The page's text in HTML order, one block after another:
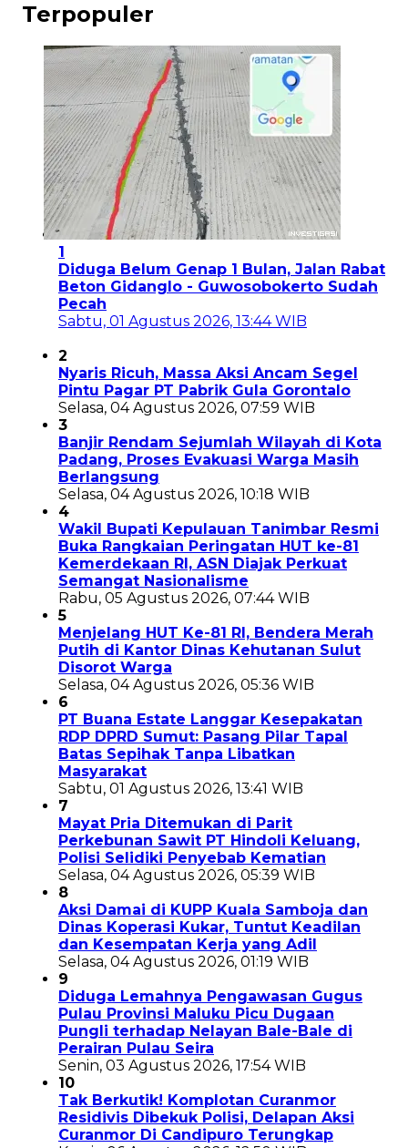
Terpopuler
1
Diduga Belum Genap 1 Bulan, Jalan Rabat
Beton Gidanglo - Guwosobokerto Sudah
Pecah
Sabtu, 01 Agustus 2026, 13:44 WIB
2
Nyaris Ricuh, Massa Aksi Ancam Segel
Pintu Pagar PT Pabrik Gula Gorontalo
Selasa, 04 Agustus 2026, 07:59 WIB
3
Banjir Rendam Sejumlah Wilayah di Kota
Padang, Proses Evakuasi Warga Masih
Berlangsung
Selasa, 04 Agustus 2026, 10:18 WIB
4
Wakil Bupati Kepulauan Tanimbar Resmi
Buka Rangkaian Peringatan HUT ke-81
Kemerdekaan RI, ASN Diajak Perkuat
Semangat Nasionalisme
Rabu, 05 Agustus 2026, 07:44 WIB
5
Menjelang HUT Ke-81 RI, Bendera Merah
Putih di Kantor Dinas Kehutanan Sulut
Disorot Warga
Selasa, 04 Agustus 2026, 05:36 WIB
6
PT Buana Estate Langgar Kesepakatan
RDP DPRD Sumut: Pasang Pilar Tapal
Batas Sepihak Tanpa Libatkan
Masyarakat
Sabtu, 01 Agustus 2026, 13:41 WIB
7
Mayat Pria Ditemukan di Parit
Perkebunan Sawit PT Hindoli Keluang,
Polisi Selidiki Penyebab Kematian
Selasa, 04 Agustus 2026, 05:39 WIB
8
Aksi Damai di KUPP Kuala Samboja dan
Dinas Koperasi Kukar, Tuntut Keadilan
dan Kesempatan Kerja yang Adil
Selasa, 04 Agustus 2026, 01:19 WIB
9
Diduga Lemahnya Pengawasan Gugus
Pulau Provinsi Maluku Picu Dugaan
Pungli terhadap Nelayan Bale-Bale di
Perairan Pulau Seira
Senin, 03 Agustus 2026, 17:54 WIB
10
Tak Berkutik! Komplotan Curanmor
Residivis Dibekuk Polisi, Delapan Aksi
Curanmor Di Candipuro Terungkap